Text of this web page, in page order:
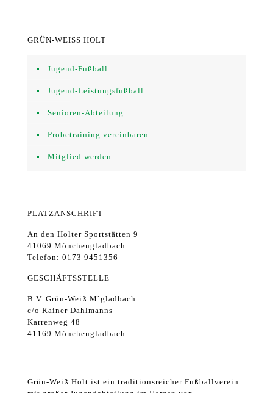
GRÜN-WEISS HOLT
Jugend-Fußball
Jugend-Leistungsfußball
Senioren-Abteilung
Probetraining vereinbaren
Mitglied werden
PLATZANSCHRIFT
An den Holter Sportstätten 9
41069 Mönchengladbach
Telefon: 0173 9451356
GESCHÄFTSSTELLE
B.V. Grün-Weiß M`gladbach
c/o Rainer Dahlmanns
Karrenweg 48
41169 Mönchengladbach
Grün-Weiß Holt ist ein traditionsreicher Fußballverein